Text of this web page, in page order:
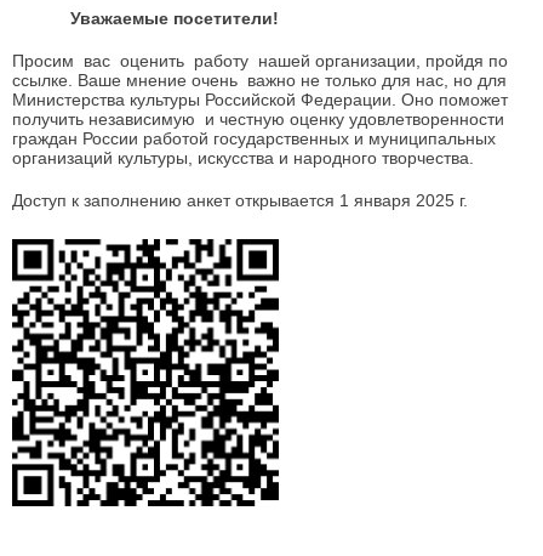
Уважаемые посетители!
Просим вас оценить работу нашей организации, пройдя по
ссылке. Ваше мнение очень важно не только для нас, но для
Министерства культуры Российской Федерации. Оно поможет
получить независимую и честную оценку удовлетворенности
граждан России работой государственных и муниципальных
организаций культуры, искусства и народного творчества.
Доступ к заполнению анкет открывается 1 января 2025 г.